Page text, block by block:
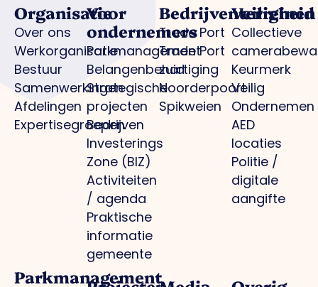
Organisatie
Over ons
Werkorganisatie
Bestuur
Samenwerkingen
Afdelingen
Expertisegroepen
Voor
ondernemers
Parkmanagement
Belangenbehartiging
Strategische
projecten
Bedrijven
Investerings
Zone (BIZ)
Activiteiten
/ agenda
Praktische
informatie
gemeente
Bedrijventerreinen
Trade Port
Trade Port
zuid
Noorderpoort
Spikweien
Veiligheid
Collectieve
Keurmerk
Veilig
Ondernemen
AED
locaties
Politie /
digitale
aangifte
Parkmanagement